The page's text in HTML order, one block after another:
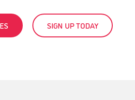
SIGN UP TODAY